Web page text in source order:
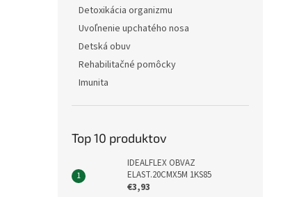
Detoxikácia organizmu
Uvoľnenie upchatého nosa
Detská obuv
Rehabilitačné pomôcky
Imunita
Top 10 produktov
IDEALFLEX OBVAZ
ELAST.20CMX5M 1KS85
€3,93